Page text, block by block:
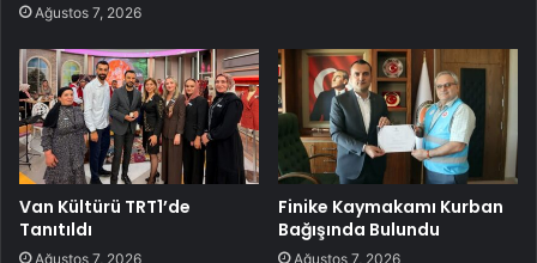
Ağustos 7, 2026
Van Kültürü TRT1’de
Tanıtıldı
Ağustos 7, 2026
Finike Kaymakamı Kurban
Bağışında Bulundu
Ağustos 7, 2026